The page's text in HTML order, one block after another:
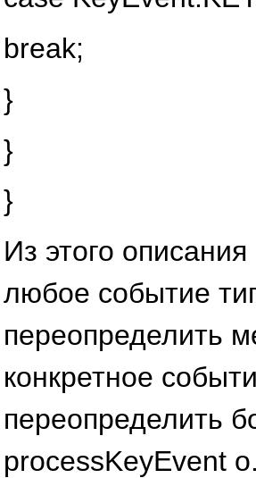
break;
}
}
}
Из этого
любое событие
переопределить
конкретное
переопределить
processKeyEvent